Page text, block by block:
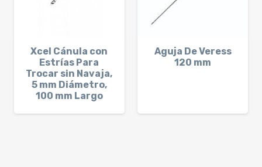
Xcel Cánula con
Estrías Para
Trocar sin Navaja,
5 mm Diámetro,
100 mm Largo
Aguja De Veress
120 mm